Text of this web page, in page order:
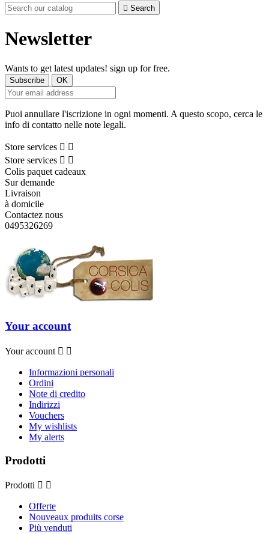
 Search
Newsletter
Wants to get latest updates! sign up for free.
Puoi annullare l'iscrizione in ogni momenti. A questo scopo, cerca le
info di contatto nelle note legali.
Store services  
Store services  
Colis paquet cadeaux
Sur demande
Livraison
à domicile
Contactez nous
0495326269
Your account
Your account  
Informazioni personali
Ordini
Note di credito
Indirizzi
Vouchers
My wishlists
My alerts
Prodotti
Prodotti  
Offerte
Nouveaux produits corse
Più venduti